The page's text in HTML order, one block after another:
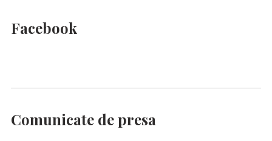
Facebook
Comunicate de presa